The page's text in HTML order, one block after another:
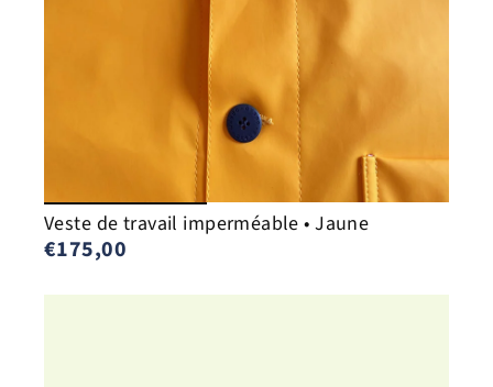
Veste de travail imperméable • Jaune
€175,00